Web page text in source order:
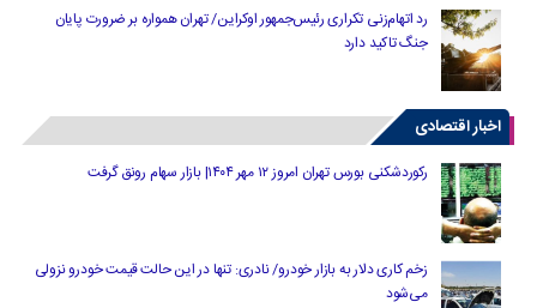
رد اتهام‌زنی تکراری رئیس‌جمهور اوکراین/ تهران همواره بر ضرورت پایان
جنگ تاکید دارد
اخبار اقتصادی
رکوردشکنی بورس تهران امروز ۱۲ مهر ۱۴۰۴| بازار سهام رونق گرفت
زخم کاری دلار به بازار خودرو/ نادری: تنها در این حالت قیمت خودرو نزولی
می‌شود